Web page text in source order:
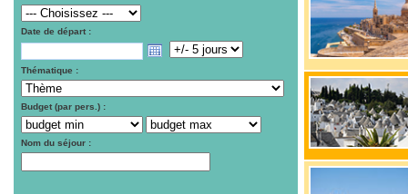
Date de départ :
Thématique :
Budget (par pers.) :
Nom du séjour :